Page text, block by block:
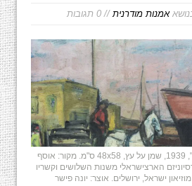
אמנות מודרנית// 0 תגובות
רפאל מוהר, "נמל תל-אביב", 1939, שמן על עץ, 48x58 ס"מ. מקור: אוסף
הארצישראלי משנות השלושים וקשריו